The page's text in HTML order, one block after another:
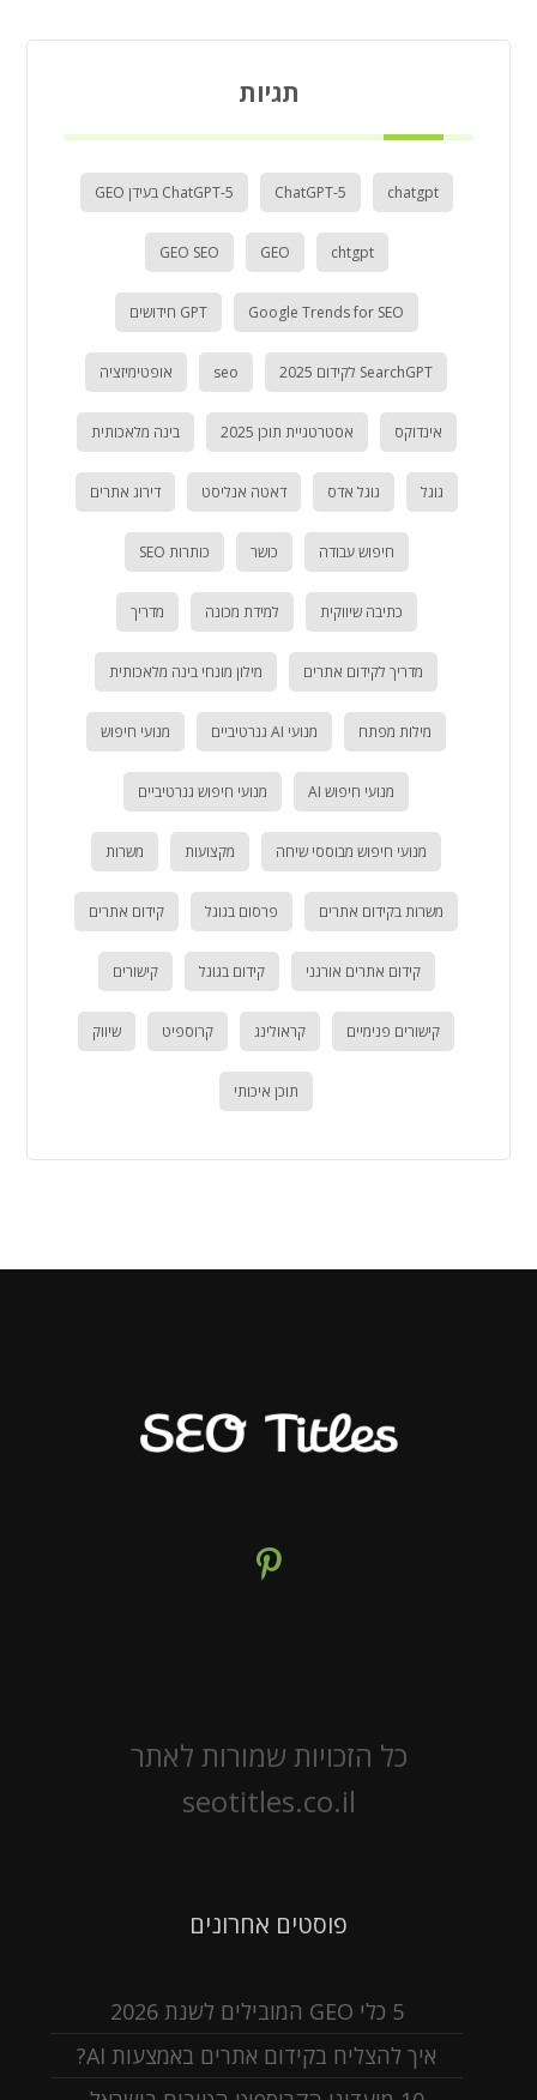
תגיות
chatgpt
ChatGPT-5 ChatGPT-5 בעידן GEO
chtgpt
GEO
GEO SEO
Google Trends for SEO GPT חידושים
SearchGPT לקידום 2025 seo אופטימיזציה
אינדוקס אסטרטגיית תוכן 2025 בינה מלאכותית
גוגל גוגל אדס דאטה אנליסט דירוג אתרים
חיפוש עבודה כושר כותרות SEO
כתיבה שיווקית למידת מכונה מדריך
מדריך לקידום אתרים מילון מונחי בינה מלאכותית
מילות מפתח מנועי AI גנרטיביים מנועי חיפוש
מנועי חיפוש AI מנועי חיפוש גנרטיביים
מנועי חיפוש מבוססי שיחה מקצועות משרות
משרות בקידום אתרים פרסום בגוגל קידום אתרים
קידום אתרים אורגני קידום בגוגל קישורים
קישורים פנימיים קראולינג קרוספיט שיווק
תוכן איכותי
כל הזכויות שמורות לאתר
seotitles.co.il
פוסטים אחרונים
5 כלי GEO המובילים לשנת 2026
איך להצליח בקידום אתרים באמצעות AI?